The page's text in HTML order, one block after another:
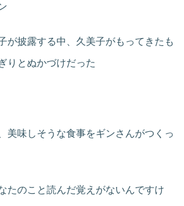
が披露する中、久美子がもってきたも
りとぬかづけだった
美味しそうな食事をギンさんがつくっ
たのこと読んだ覚えがないんですけ